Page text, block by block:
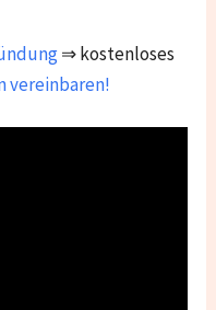
⇒ kostenloses
vereinbaren!